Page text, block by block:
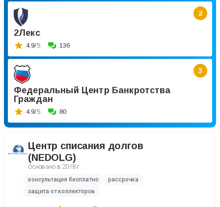
2
2Лекс
4.9/5 136
3
Федеральный Центр Банкротства
Граждан
4.9/5 80
Центр списания долгов
(NEDOLG)
Основано в 2018 г.
консультация бесплатно
рассрочка
защита от коллекторов